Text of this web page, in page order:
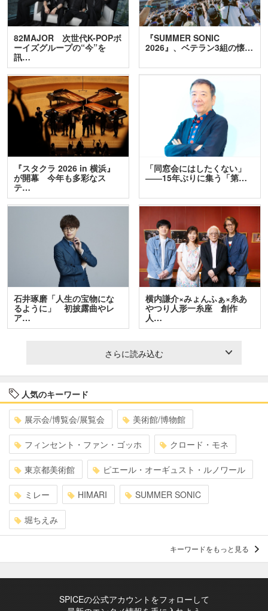
82MAJOR 次世代K-POPボ
ーイズグループの“今”を
訊…
『SUMMER SONIC
2026』、ベテラン3組の懐…
『スタクラ 2026 in 横浜』
が開幕 今年も多彩なス
テ…
「同窓会にはしたくない」
――15年ぶりに集う「第…
石井琢磨「人生の宝物にな
るように」 初披露曲やレ
ア…
横内謙介×みょんふぁ×糸あ
やつり人形一糸座 創作
人…
さらに読み込む
人気のキーワード
展示会/博覧会/展覧会 美術館/博物館
フィンセント・ファン・ゴッホ クロード・モネ
東京都美術館 ピエール・オーギュスト・ルノワール
ミレー HIMARI SUMMER SONIC
堀ちえみ
キーワードをもっと見る
SPICEの公式アカウントをフォローして